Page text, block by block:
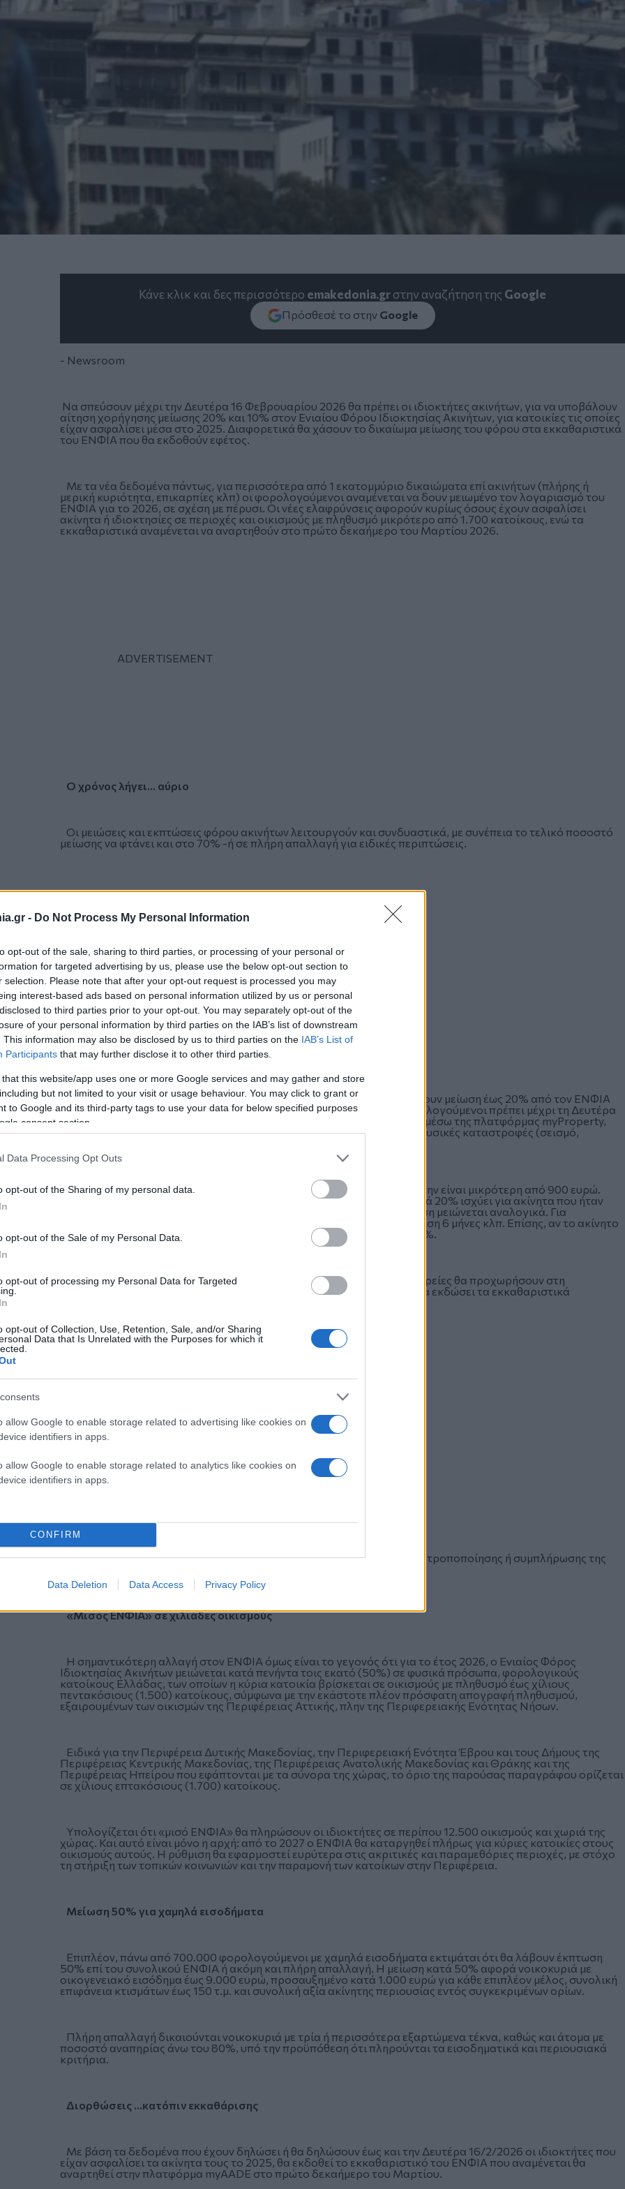
- Do Not Process My Personal Information
opt-out of the sale, sharing to third parties, or processing of your personal or
for targeted advertising by us, please use the below opt-out section to
selection. Please note that after your opt-out request is processed you may
interest-based ads based on personal information utilized by us or personal
to third parties prior to your opt-out. You may separately opt-out of the
of your personal information by third parties on the IAB’s list of downstream
This information may also be disclosed by us to third parties on the IAB’s List of
Participants that may further disclose it to other third parties.
that this website/app uses one or more Google services and may gather and store
but not limited to your visit or usage behaviour. You may click to grant or
to Google and its third-party tags to use your data for below specified purposes
consent section.
Data Processing Opt Outs
opt-out of the Sharing of my personal data.
opt-out of the Sale of my Personal Data.
opt-out of processing my Personal Data for Targeted
opt-out of Collection, Use, Retention, Sale, and/or Sharing
Data that Is Unrelated with the Purposes for which it
allow Google to enable storage related to advertising like cookies on
identifiers in apps.
allow Google to enable storage related to analytics like cookies on
identifiers in apps.
CONFIRM
Data Deletion Data Access Privacy Policy
Κάνε κλικ και δες περισσότερο emakedonia.grστην αναζήτηση της Google
Πρόσθεσέ το στην Google
- Newsroom
Να σπεύσουν μέχρι την Δευτέρα 16 Φεβρουαρίου 2026 θα πρέπει οι ιδιοκτήτες ακινήτων, για να υποβάλουν
αίτηση χορήγησης μείωσης 20% και 10% στον Ενιαίου Φόρου Ιδιοκτησίας Ακινήτων, για κατοικίες τις οποίες
είχαν ασφαλίσει μέσα στο 2025. Διαφορετικά θα χάσουν το δικαίωμα μείωσης του φόρου στα εκκαθαριστικά
του ΕΝΦΙΑ που θα εκδοθούν εφέτος.
Με τα νέα δεδομένα πάντως, για περισσότερα από 1 εκατομμύριο δικαιώματα επί ακινήτων (πλήρης ή
μερική κυριότητα, επικαρπίες κλπ) οι φορολογούμενοι αναμένεται να δουν μειωμένο τον λογαριασμό του
ΕΝΦΙΑ για το 2026, σε σχέση με πέρυσι. Οι νέες ελαφρύνσεις αφορούν κυρίως όσους έχουν ασφαλίσει
ακίνητα ή ιδιοκτησίες σε περιοχές και οικισμούς με πληθυσμό μικρότερο από 1.700 κατοίκους, ενώ τα
εκκαθαριστικά αναμένεται να αναρτηθούν στο πρώτο δεκαήμερο του Μαρτίου 2026.
Ο χρόνος λήγει... αύριο
Οι μειώσεις και εκπτώσεις φόρου ακινήτων λειτουργούν και συνδυαστικά, με συνέπεια το τελικό ποσοστό
μείωσης να φτάνει και στο 70% -ή σε πλήρη απαλλαγή για ειδικές περιπτώσεις.
Υπολογίζεται ότι περίπου 400.000 ιδιοκτήτες μπορούν να διεκδικήσουν μείωση έως 20% από τον ΕΝΦΙΑ
λόγω ασφαλισμένης κατοικίας. Για να την εξασφαλίσουν όμως, οι φορολογούμενοι πρέπει μέχρι τη Δευτέρα
16 Φεβρουαρίου να υποβάλουν αίτηση χορήγησης μείωσης του φόρου μέσω της πλατφόρμας myProperty,
πιστοποιώντας ότι έχουν ασφαλίσει τις κατοικίες τους συνολικά από φυσικές καταστροφές (σεισμό,
Προϋπόθεση αποτελεί επίσης η τιμή ασφάλισης ανά τετραγωνικό να μην είναι μικρότερη από 900 ευρώ.
Επιπλέον σημειώνεται ότι το μέγιστο ποσοστό μείωσης του ΕΝΦΙΑ κατά 20% ισχύει για ακίνητα που ήταν
ασφαλισμένα και τους 12 μήνες του 2025. Αν ήταν λιγότερους, η έκπτωση μειώνεται αναλογικά. Για
παράδειγμα, μείωση 5% αν είχε ασφάλιση για 3 μήνες ή 10% για ασφάλιση 6 μήνες κλπ. Επίσης, αν το ακίνητο
έχει αξία πάνω από 500.000 ευρώ, ο ΕΝΦΙΑ μειώνεται έως 10% αντί 20%.
Μετά την υποβολή των αιτήσεων αυτών πάντων, οι ασφαλιστικές εταιρείες θα προχωρήσουν στη
διασταύρωση στοιχείων έως τις 28 Φεβρουαρίου 2026, ώστε η ΑΑΔΕ να εκδώσει τα εκκαθαριστικά
Ακόμα και αν έχουν ήδη υποβάλει δήλωση όμως, υπάρχει δυνατότητα τροποποίησης ή συμπλήρωσης της
«Μισός ΕΝΦΙΑ» σε χιλιάδες οικισμούς
Η σημαντικότερη αλλαγή στον ΕΝΦΙΑ όμως είναι το γεγονός ότι για το έτος 2026, ο Ενιαίος Φόρος
Ιδιοκτησίας Ακινήτων μειώνεται κατά πενήντα τοις εκατό (50%) σε φυσικά πρόσωπα, φορολογικούς
κατοίκους Ελλάδας, των οποίων η κύρια κατοικία βρίσκεται σε οικισμούς με πληθυσμό έως χίλιους
πεντακόσιους (1.500) κατοίκους, σύμφωνα με την εκάστοτε πλέον πρόσφατη απογραφή πληθυσμού,
εξαιρουμένων των οικισμών της Περιφέρειας Αττικής, πλην της Περιφερειακής Ενότητας Νήσων.
Ειδικά για την Περιφέρεια Δυτικής Μακεδονίας, την Περιφερειακή Ενότητα Έβρου και τους Δήμους της
Περιφέρειας Κεντρικής Μακεδονίας, της Περιφέρειας Ανατολικής Μακεδονίας και Θράκης και της
Περιφέρειας Ηπείρου που εφάπτονται με τα σύνορα της χώρας, το όριο της παρούσας παραγράφου ορίζεται
σε χίλιους επτακόσιους (1.700) κατοίκους.
Υπολογίζεται ότι «μισό ΕΝΦΙΑ» θα πληρώσουν οι ιδιοκτήτες σε περίπου 12.500 οικισμούς και χωριά της
χώρας. Και αυτό είναι μόνο η αρχή: από το 2027 ο ΕΝΦΙΑ θα καταργηθεί πλήρως για κύριες κατοικίες στους
οικισμούς αυτούς. Η ρύθμιση θα εφαρμοστεί ευρύτερα στις ακριτικές και παραμεθόριες περιοχές, με στόχο
τη στήριξη των τοπικών κοινωνιών και την παραμονή των κατοίκων στην Περιφέρεια.
Μείωση 50% για χαμηλά εισοδήματα
Επιπλέον, πάνω από 700.000 φορολογούμενοι με χαμηλά εισοδήματα εκτιμάται ότι θα λάβουν έκπτωση
50% επί του συνολικού ΕΝΦΙΑ ή ακόμη και πλήρη απαλλαγή. Η μείωση κατά 50% αφορά νοικοκυριά με
οικογενειακό εισόδημα έως 9.000 ευρώ, προσαυξημένο κατά 1.000 ευρώ για κάθε επιπλέον μέλος, συνολική
επιφάνεια κτισμάτων έως 150 τ.μ. και συνολική αξία ακίνητης περιουσίας εντός συγκεκριμένων ορίων.
Πλήρη απαλλαγή δικαιούνται νοικοκυριά με τρία ή περισσότερα εξαρτώμενα τέκνα, καθώς και άτομα με
ποσοστό αναπηρίας άνω του 80%, υπό την προϋπόθεση ότι πληρούνται τα εισοδηματικά και περιουσιακά
κριτήρια.
Διορθώσεις ...κατόπιν εκκαθάρισης
Με βάση τα δεδομένα που έχουν δηλώσει ή θα δηλώσουν έως και την Δευτέρα 16/2/2026 οι ιδιοκτήτες που
είχαν ασφαλίσει τα ακίνητα τους το 2025, θα εκδοθεί το εκκαθαριστικό του ΕΝΦΙΑ που αναμένεται θα
αναρτηθεί στην πλατφόρμα myAADE στο πρώτο δεκαήμερο του Μαρτίου.